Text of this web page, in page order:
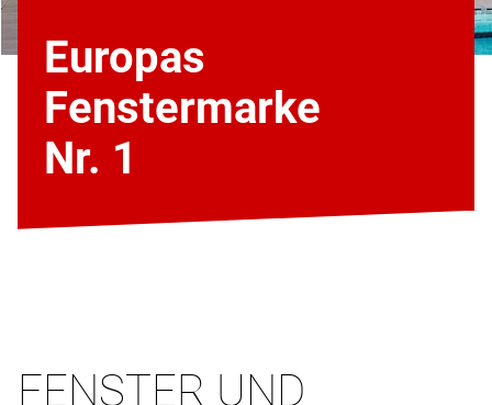
Europas
Fenstermarke
Nr. 1
FENSTER UND